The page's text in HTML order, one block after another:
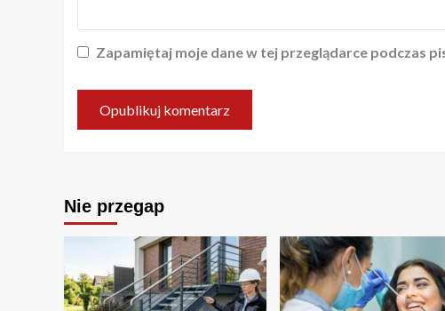
Zapamiętaj moje dane w tej przeglądarce podczas
Nie przegap